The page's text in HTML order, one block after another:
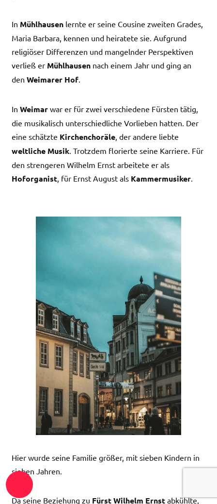
In Mühlhausen lernte er seine Cousine zweiten Grades,
Maria Barbara, kennen und heiratete sie. Aufgrund
religiöser Differenzen und mangelnder Perspektiven
verließ er Mühlhausen nach einem Jahr und ging an
den Weimarer Hof
In Weimar war er für zwei verschiedene Fürsten tätig,
die musikalisch unterschiedliche Vorlieben hatten. Der
eine schätzte Kirchenchoräle , der andere liebte
weltliche Musik . Trotzdem florierte seine Karriere. Für
den strengeren Wilhelm Ernst arbeitete er als
Hoforganist , für Ernst August als Kammermusiker
Hier wurde seine Familie größer, mit sieben Kindern in
sieben Jahren.
Da seine Beziehung zu Fürst Wilhelm Ernst abkühlte,